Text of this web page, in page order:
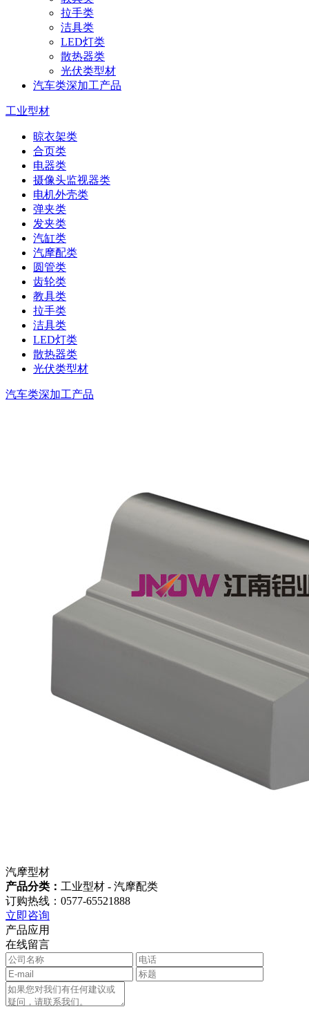
拉手类
洁具类
LED灯类
散热器类
光伏类型材
汽车类深加工产品
工业型材
晾衣架类
合页类
电器类
摄像头监视器类
电机外壳类
弹夹类
发夹类
汽缸类
汽摩配类
圆管类
齿轮类
教具类
拉手类
洁具类
LED灯类
散热器类
光伏类型材
汽车类深加工产品
汽摩型材
产品分类： 工业型材 - 汽摩配类
订购热线：0577-65521888
立即咨询
产品应用
在线留言